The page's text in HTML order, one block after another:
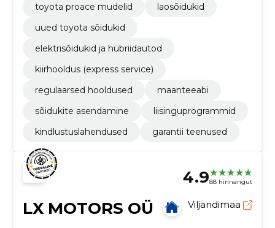
toyota proace mudelid
laosõidukid
uued toyota sõidukid
elektrisõidukid ja hübriidautod
kiirhooldus (express service)
regulaarsed hooldused
maanteeabi
sõidukite asendamine
liisinguprogrammid
kindlustuslahendused
garantii teenused
4.988 hinnangut
LX MOTORS OÜ Viljandimaa